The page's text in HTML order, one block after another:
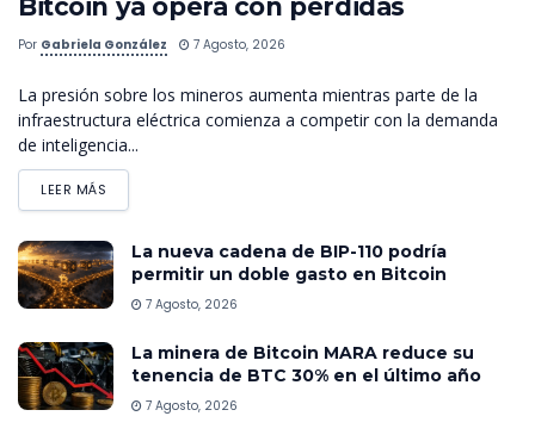
Bitcoin ya opera con pérdidas
Por Gabriela González 7 Agosto, 2026
La presión sobre los mineros aumenta mientras parte de la
infraestructura eléctrica comienza a competir con la demanda
de inteligencia...
LEER MÁS
La nueva cadena de BIP-110 podría
permitir un doble gasto en Bitcoin
7 Agosto, 2026
La minera de Bitcoin MARA reduce su
tenencia de BTC 30% en el último año
7 Agosto, 2026